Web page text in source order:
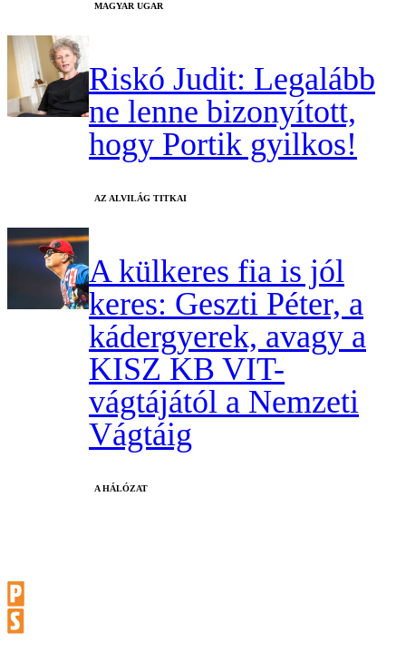
MAGYAR UGAR
Riskó Judit: Legalább
ne lenne bizonyított,
hogy Portik gyilkos!
AZ ALVILÁG TITKAI
A külkeres fia is jól
keres: Geszti Péter, a
kádergyerek, avagy a
KISZ KB VIT-
vágtájától a Nemzeti
Vágtáig
A HÁLÓZAT